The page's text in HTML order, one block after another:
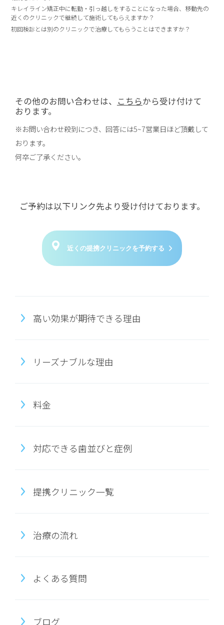
キレイライン矯正中に転勤・引っ越しをすることになった場合、移動先の
近くのクリニックで継続して施術してもらえますか？
初回検診とは別のクリニックで治療してもらうことはできますか？
その他のお問い合わせは、 こちらから受け付けて
おります。
※お問い合わせ殺到につき、回答には5~7営業日ほど頂戴して
おります。
何卒ご了承ください。
ご予約は以下リンク先より受け付けております。
近くの提携クリニックを予約する
高い効果が期待できる理由
リーズナブルな理由
料金
対応できる歯並びと症例
提携クリニック一覧
治療の流れ
よくある質問
ブログ